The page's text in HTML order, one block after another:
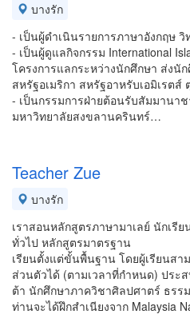
บางรัก
- เป็นผู้ดำเนินรายการภาษาอังกฤษ
- เป็นผู้ดูแลกิจกรรม International
โครงการแลกระหว่างนักศึกษา ส่งนั
สหรัฐอเมริกา สหรัฐอาหรับเอมิเรต
- เป็นกรรมการฝ่ายต้อนรับสัมมานา
มหาวิทยาลัยสงขลานครินทร์…
Teacher Zue
บางรัก
เราสอนหลักสูตรภาษามาเลย์ นักเรี
ทั่วไป หลักสูตรมาตรฐาน
เรียนตั้งแต่ขั้นพื้นฐาน โดยผู้เรียนสา
ส่วนตัวได้ (ตามเวลาที่กำหนด) ปร
ต้า นักศึกษาภาควิชาศิลปศาตร์ ธรร
ท่านจะได้ฝึกสำเนียงจาก Malaysia